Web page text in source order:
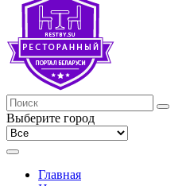
Выберите город
Главная